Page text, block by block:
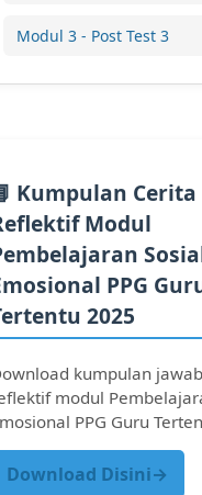
Modul 3 - Post Test 3
Kumpulan Cerita
Modul
PPG
2025
kumpulan
modul
PPG Guru
Download Disini→